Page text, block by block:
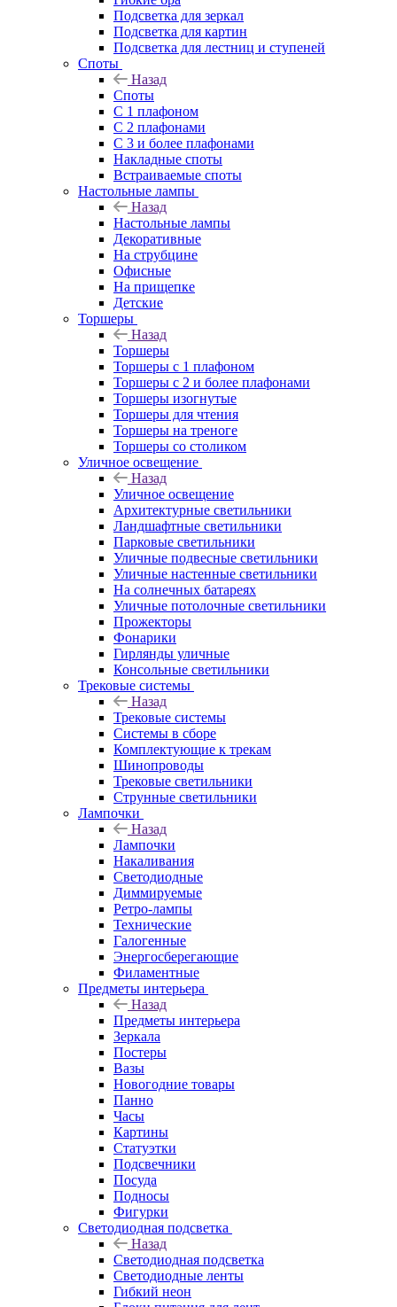
Подсветка для зеркал
Подсветка для картин
Подсветка для лестниц и ступеней
Споты
Назад
Споты
С 1 плафоном
С 2 плафонами
С 3 и более плафонами
Накладные споты
Встраиваемые споты
Настольные лампы
Назад
Настольные лампы
Декоративные
На струбцине
Офисные
На прищепке
Детские
Торшеры
Назад
Торшеры
Торшеры с 1 плафоном
Торшеры с 2 и более плафонами
Торшеры изогнутые
Торшеры для чтения
Торшеры на треноге
Торшеры со столиком
Уличное освещение
Назад
Уличное освещение
Архитектурные светильники
Ландшафтные светильники
Парковые светильники
Уличные подвесные светильники
Уличные настенные светильники
На солнечных батареях
Уличные потолочные светильники
Прожекторы
Фонарики
Гирлянды уличные
Консольные светильники
Трековые системы
Назад
Трековые системы
Системы в сборе
Комплектующие к трекам
Шинопроводы
Трековые светильники
Струнные светильники
Лампочки
Назад
Лампочки
Накаливания
Светодиодные
Диммируемые
Ретро-лампы
Технические
Галогенные
Энергосберегающие
Филаментные
Предметы интерьера
Назад
Предметы интерьера
Зеркала
Постеры
Вазы
Новогодние товары
Панно
Часы
Картины
Статуэтки
Подсвечники
Посуда
Подносы
Фигурки
Светодиодная подсветка
Назад
Светодиодная подсветка
Светодиодные ленты
Гибкий неон